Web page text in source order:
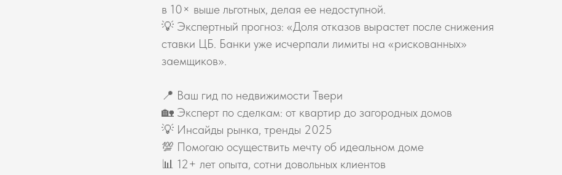
в 10× выше льготных, делая ее недоступной.
💡 Экспертный прогноз: «Доля отказов вырастет после снижения
ставки ЦБ. Банки уже исчерпали лимиты на «рискованных»
заемщиков».
📍 Ваш гид по недвижимости Твери
🏡 Эксперт по сделкам: от квартир до загородных домов
💡 Инсайды рынка, тренды 2025
💯 Помогаю осуществить мечту об идеальном доме
📊 12+ лет опыта, сотни довольных клиентов